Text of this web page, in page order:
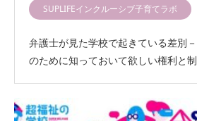
SUPLIFEインクルーシブ子育てラボ
弁護士が見た学校で起きている差別
のために知っておいて欲しい権利と